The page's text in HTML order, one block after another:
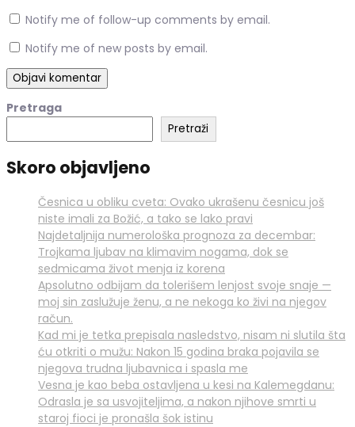
Notify me of follow-up comments by email.
Notify me of new posts by email.
Pretraga
Pretraži
Skoro objavljeno
Česnica u obliku cveta: Ovako ukrašenu česnicu još
niste imali za Božić, a tako se lako pravi
Najdetaljnija numerološka prognoza za decembar:
Trojkama ljubav na klimavim nogama, dok se
sedmicama život menja iz korena
Apsolutno odbijam da tolerišem lenjost svoje snaje —
moj sin zaslužuje ženu, a ne nekoga ko živi na njegov
račun.
Kad mi je tetka prepisala nasledstvo, nisam ni slutila šta
ću otkriti o mužu: Nakon 15 godina braka pojavila se
njegova trudna ljubavnica i spasla me
Vesna je kao beba ostavljena u kesi na Kalemegdanu:
Odrasla je sa usvojiteljima, a nakon njihove smrti u
staroj fioci je pronašla šok istinu